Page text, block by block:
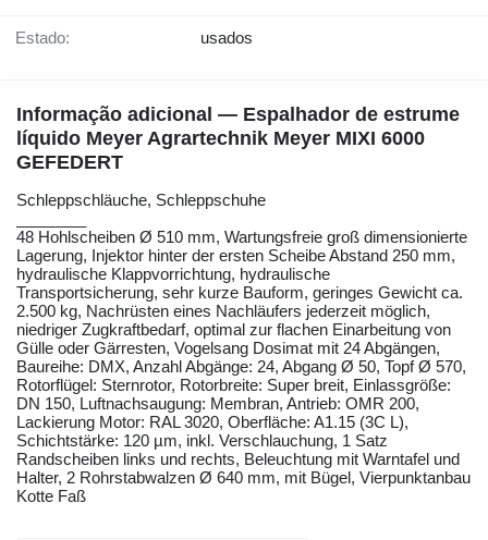
Estado: usados
Informação adicional — Espalhador de estrume
líquido Meyer Agrartechnik Meyer MIXI 6000
GEFEDERT
Schleppschläuche, ​​​​​​​​​‌‌​​​​‌​​​​​​​​​‌‌‌​‌​‌​​​​​​​​​‌‌‌​‌​​​​​​​​​​​‌‌​‌‌‌‌​​​​​​​​​‌‌​‌‌​​​​​​​​​​​‌‌​‌​​‌​​​​​​​​​‌‌​‌‌‌​​​​​​​​​​‌‌​​‌​‌Schleppschuhe
48 Hohlscheiben Ø 510 mm, Wartungsfreie groß dimensionierte
Lagerung, Injektor hinter der ersten Scheibe Abstand 250 mm,
hydraulische Klappvorrichtung, hydraulische
Transportsicherung, sehr kurze Bauform, geringes Gewicht ca.
2.500 kg, Nachrüsten eines Nachläufers jederzeit möglich,
niedriger Zugkraftbedarf, optimal zur flachen Einarbeitung von
Gülle oder Gärresten, Vogelsang Dosimat mit 24 Abgängen,
Baureihe: DMX, Anzahl Abgänge: 24, Abgang Ø 50, Topf Ø 570,
Rotorflügel: Sternrotor, Rotorbreite: Super breit, Einlassgröße:
DN 150, Luftnachsaugung: Membran, Antrieb: OMR 200,
Lackierung Motor: RAL 3020, Oberfläche: A1.15 (3C L),
Schichtstärke: 120 µm, inkl. Verschlauchung, 1 Satz
Randscheiben links und rechts, Beleuchtung mit Warntafel und
Halter, 2 Rohrstabwalzen Ø 640 mm, mit Bügel, Vierpunktanbau
Kotte Faß